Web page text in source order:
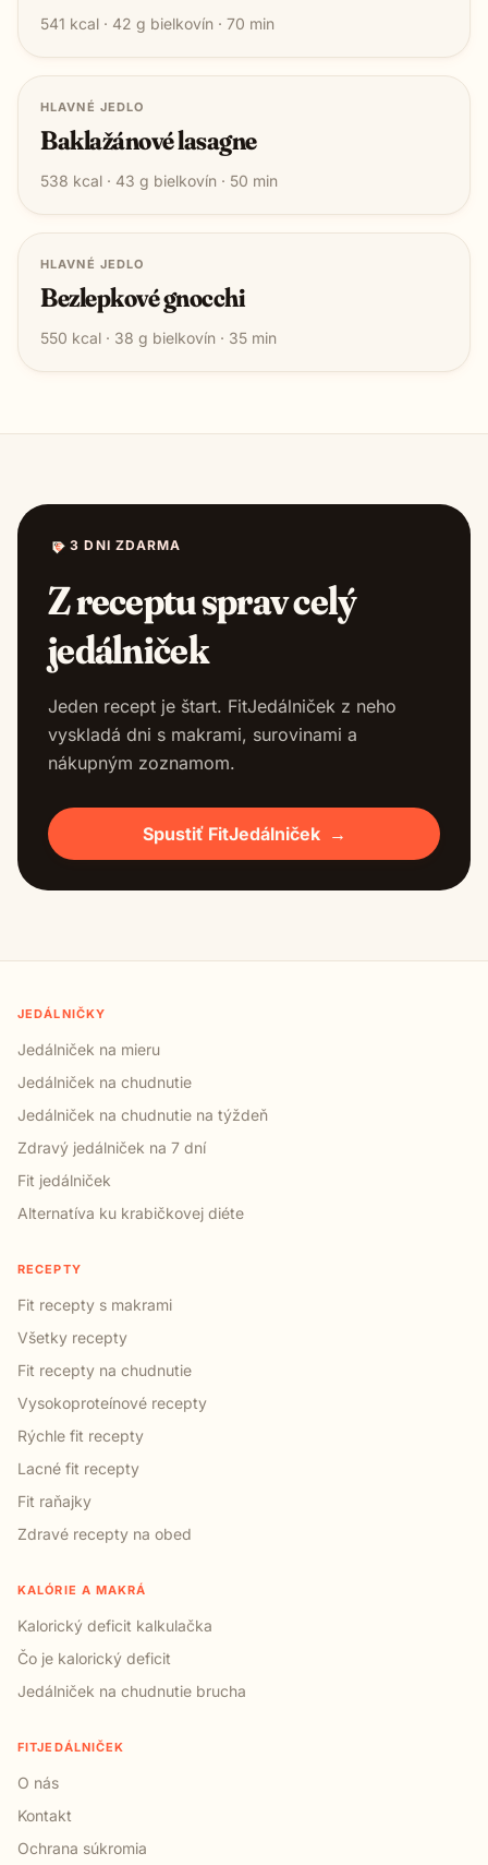
541 kcal · 42 g bielkovín · 70 min
HLAVNÉ JEDLO
Baklažánové lasagne
538 kcal · 43 g bielkovín · 50 min
HLAVNÉ JEDLO
Bezlepkové gnocchi
550 kcal · 38 g bielkovín · 35 min
3 DNI ZDARMA
Z receptu sprav celý
jedálniček
Jeden recept je štart. FitJedálniček z neho
vyskladá dni s makrami, surovinami a
nákupným zoznamom.
Spustiť FitJedálniček →
JEDÁLNIČKY
Jedálniček na mieru
Jedálniček na chudnutie
Jedálniček na chudnutie na týždeň
Zdravý jedálniček na 7 dní
Fit jedálniček
Alternatíva ku krabičkovej diéte
RECEPTY
Fit recepty s makrami
Všetky recepty
Fit recepty na chudnutie
Vysokoproteínové recepty
Rýchle fit recepty
Lacné fit recepty
Fit raňajky
Zdravé recepty na obed
KALÓRIE A MAKRÁ
Kalorický deficit kalkulačka
Čo je kalorický deficit
Jedálniček na chudnutie brucha
FITJEDÁLNIČEK
O nás
Kontakt
Ochrana súkromia